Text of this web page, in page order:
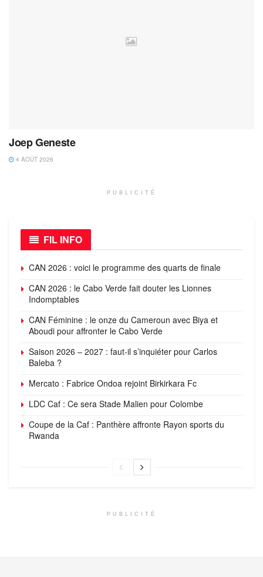
Joep Geneste
4 AOÛT 2026
PUBLICITÉ
FIL INFO
CAN 2026 : voici le programme des quarts de finale
CAN 2026 : le Cabo Verde fait douter les Lionnes
Indomptables
CAN Féminine : le onze du Cameroun avec Biya et
Aboudi pour affronter le Cabo Verde
Saison 2026 – 2027 : faut-il s’inquiéter pour Carlos
Baleba ?
Mercato : Fabrice Ondoa rejoint Birkirkara Fc
LDC Caf : Ce sera Stade Malien pour Colombe
Coupe de la Caf : Panthère affronte Rayon sports du
Rwanda
PUBLICITÉ